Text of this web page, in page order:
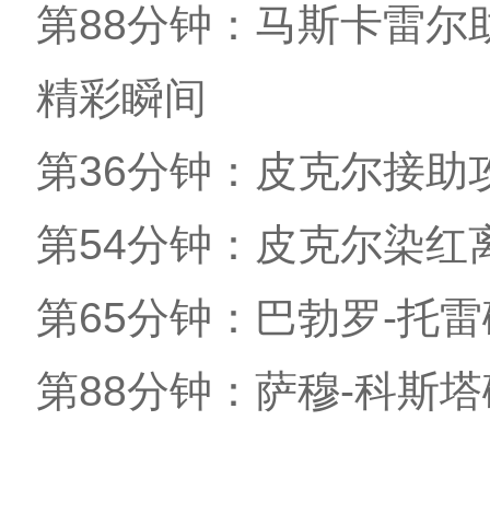
第88分钟：马斯卡雷尔
精彩瞬间
第36分钟：皮克尔接助
第54分钟：皮克尔染红
第65分钟：巴勃罗-托
第88分钟：萨穆-科斯